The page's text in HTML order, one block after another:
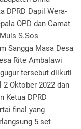
DPRD Dapil Wera-
OPD dan Camat
S.Sos
Sangga Masa Desa
Rite Ambalawi
tersebut diikuti
Oktober 2022 dan
Ketua DPRD
final yang
5 set